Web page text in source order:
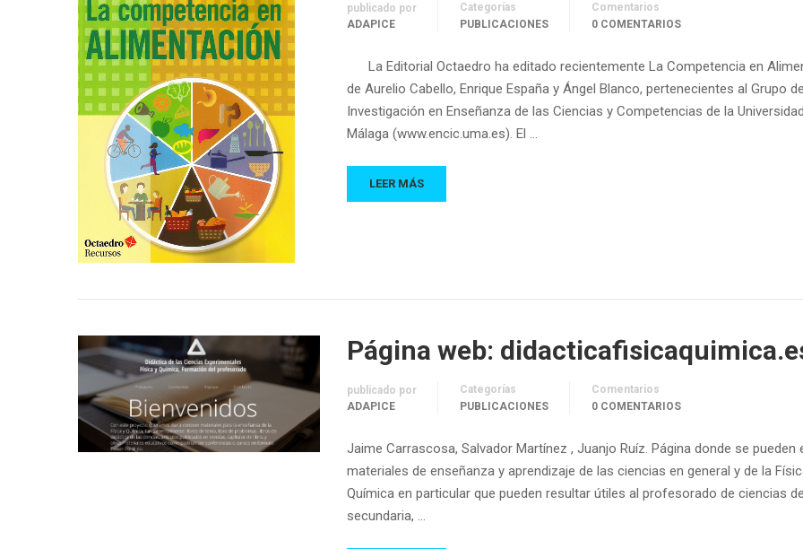
publicado por
ADAPICE
Categorías
PUBLICACIONES
Comentarios
0 COMENTARIOS
La Editorial Octaedro ha editado recientemente La Competencia en
de Aurelio Cabello, Enrique España y Ángel Blanco, pertenecientes al Grupo de
Investigación en Enseñanza de las Ciencias y Competencias de la
Málaga (www.encic.uma.es). El …
LEER MÁS
Página web:
publicado por
ADAPICE
Categorías
PUBLICACIONES
Comentarios
0 COMENTARIOS
Jaime Carrascosa, Salvador Martínez , Juanjo Ruíz. Página donde se pueden
materiales de enseñanza y aprendizaje de las ciencias en general y de la
Química en particular que pueden resultar útiles al profesorado de ciencias de
secundaria, …